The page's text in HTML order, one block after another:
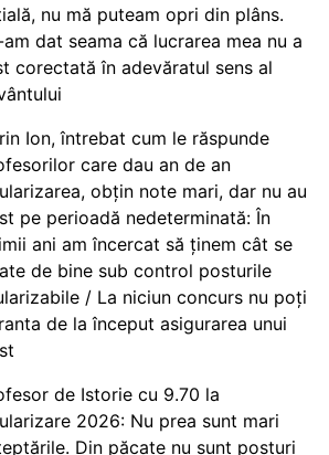
nu mă puteam opri din plâns.
dat seama că lucrarea mea nu a
corectată în adevăratul sens al
Ion, întrebat cum le răspunde
care dau an de an
obțin note mari, dar nu au
pe perioadă nedeterminată: În
ani am încercat să ținem cât se
de bine sub control posturile
/ La niciun concurs nu poți
de la început asigurarea unui
de Istorie cu 9.70 la
2026: Nu prea sunt mari
Din păcate nu sunt posturi